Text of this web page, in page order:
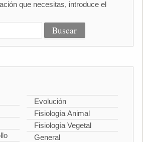
que necesitas, introduce el
Evolución
Fisiología Animal
Fisiología Vegetal
General